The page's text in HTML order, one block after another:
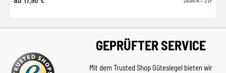
GEPRÜFTER SERVICE
Mit dem Trusted Shop Gütesiegel bieten wir